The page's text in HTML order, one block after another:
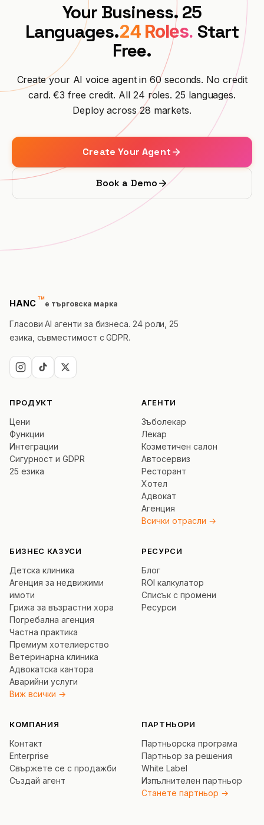
Your Business. 25
Languages.24 Roles. Start
Free.
Create your AI voice agent in 60 seconds. No credit
card. €3 free credit. All 24 roles. 25 languages.
Deploy across 28 markets.
Create Your Agent
Book a Demo
HANC™
trademarkе търговска марка
Гласови AI агенти за бизнеса. 24 роли, 25
езика, съвместимост с GDPR.
ПРОДУКТ
Цени
Функции
Интеграции
Сигурност и GDPR
25 езика
АГЕНТИ
Зъболекар
Лекар
Козметичен салон
Автосервиз
Ресторант
Хотел
Адвокат
Агенция
Всички отрасли →
БИЗНЕС КАЗУСИ
Детска клиника
Агенция за недвижими
имоти
Грижа за възрастни хора
Погребална агенция
Частна практика
Премиум хотелиерство
Ветеринарна клиника
Адвокатска кантора
Аварийни услуги
Виж всички →
РЕСУРСИ
Блог
ROI калкулатор
Списък с промени
Ресурси
КОМПАНИЯ
Контакт
Enterprise
Свържете се с продажби
Създай агент
ПАРТНЬОРИ
Партньорска програма
Партньор за решения
White Label
Изпълнителен партньор
Станете партньор →